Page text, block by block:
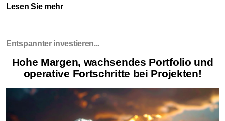
Lesen Sie mehr
Entspannter investieren...
Hohe Margen, wachsendes Portfolio und
operative Fortschritte bei Projekten!